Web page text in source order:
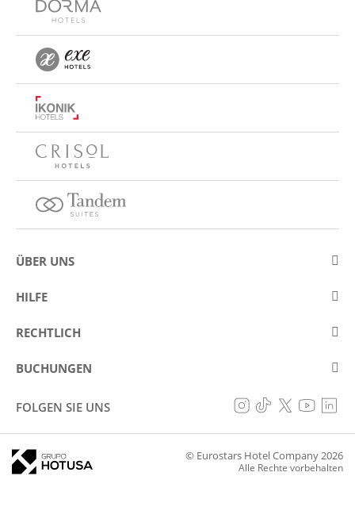
ÜBER UNS
Über Eurostars Hotel Company
Wettbewerbe
Cookie Richtlinie
HILFE
Kontakt
Betrugsprävention
Erklärung zur Barrierefreiheit
RECHTLICH
Legaler Hinweis / Impressum
Allgemeine bedingungen
BUCHUNGEN
FOLGEN SIE UNS
© Eurostars Hotel Company 2026
Alle Rechte vorbehalten